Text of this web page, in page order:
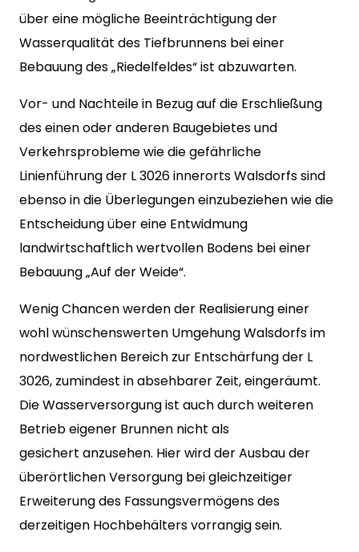
über eine mögliche Beeinträchtigung der
Wasserqualität des Tiefbrunnens bei einer
Bebauung des „Riedelfeldes“ ist abzuwarten.
Vor- und Nachteile in Bezug auf die Erschließung
des einen oder anderen Baugebietes und
Verkehrsprobleme wie die gefährliche
Linienführung der L 3026 innerorts Walsdorfs sind
ebenso in die Überlegungen einzubeziehen wie die
Entscheidung über eine Entwidmung
landwirtschaftlich wertvollen Bodens bei einer
Bebauung „Auf der Weide“.
Wenig Chancen werden der Realisierung einer
wohl wünschenswerten Umgehung Walsdorfs im
nordwestlichen Bereich zur Entschärfung der L
3026, zumindest in absehbarer Zeit, eingeräumt.
Die Wasserversorgung ist auch durch weiteren
Betrieb eigener Brunnen nicht als
gesichert anzusehen. Hier wird der Ausbau der
überörtlichen Versorgung bei gleichzeitiger
Erweiterung des Fassungsvermögens des
derzeitigen Hochbehälters vorrangig sein.